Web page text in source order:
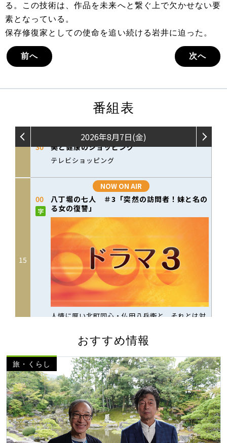
る。この技術は、作品を未来へと繋ぐ上で欠かせない要
素となっている。
保存修復家としての使命を追い続ける岩井に迫った。
前へ 次へ
番組表
おすすめ情報
旅・くらし